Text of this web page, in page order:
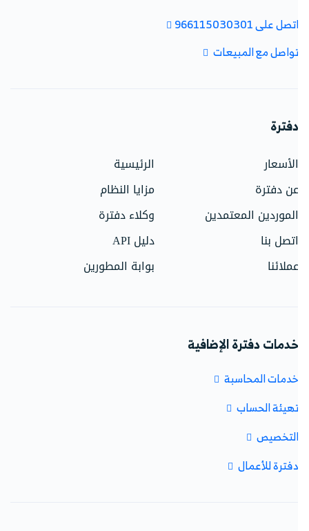
اتصل على 966115030301
تواصل مع المبيعات
دفترة
الأسعار
الرئيسية
عن دفترة
مزايا النظام
الموردين المعتمدين
وكلاء دفترة
اتصل بنا
دليل API
عملائنا
بوابة المطورين
خدمات دفترة الإضافية
خدمات المحاسبة
تهيئة الحساب
التخصيص
دفترة للأعمال